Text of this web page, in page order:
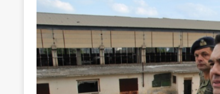
[ 22 Μαΐου 2020 ]
Μακάριος Λαζαρίδης: Έργο!
[ 4 Αυγούστου 2026 ] Θα ανήκεις όπου ανήκει
[ 4 Αυγούστου 2026 ] Η γενεαλογία του
ΠΑΡΕΜΒΑΣΕΙΣ
[ 4 Αυγούστου 2026 ]
Εφημερίδα «Εστία»: